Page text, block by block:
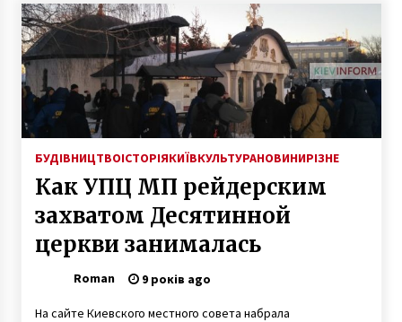
БУДІВНИЦТВОІСТОРІЯКИЇВКУЛЬТУРАНОВИНИРІЗНЕ
Как УПЦ МП рейдерским
захватом Десятинной
церкви занималась
Roman 9 років ago
На сайте Киевского местного совета набрала